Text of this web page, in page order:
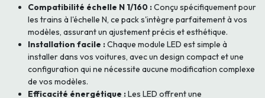
Compatibilité échelle N 1/160 :Conçu spécifiquement pour
les trains à l'échelle N, ce pack s'intègre parfaitement à vos
modèles, assurant un ajustement précis et esthétique.
Installation facile :Chaque module LED est simple à
installer dans vos voitures, avec un design compact et une
configuration qui ne nécessite aucune modification complexe
de vos modèles.
Efficacité énergétique :Les LED offrent une